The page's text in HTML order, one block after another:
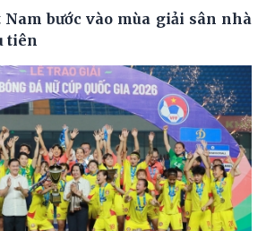
bước vào mùa giải sân nhà
tiên